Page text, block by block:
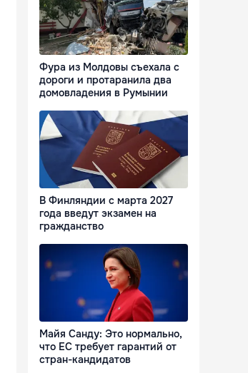
Фура из Молдовы съехала с
дороги и протаранила два
домовладения в Румынии
В Финляндии с марта 2027
года введут экзамен на
гражданство
Майя Санду: Это нормально,
что ЕС требует гарантий от
стран-кандидатов